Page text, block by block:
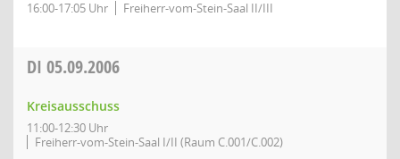
16:00-17:05 Uhr Freiherr-vom-Stein-Saal II/III
DI 05.09.2006
Kreisausschuss
11:00-12:30 Uhr
Freiherr-vom-Stein-Saal I/II (Raum C.001/C.002)